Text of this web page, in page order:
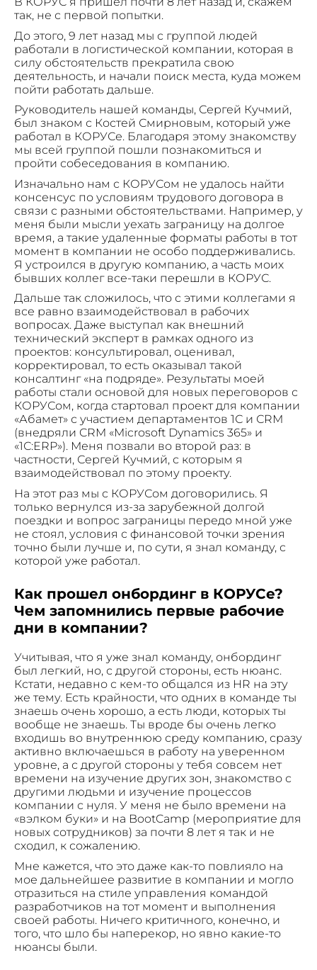
так, не с первой попытки.
До этого, 9 лет назад мы с группой людей
работали в логистической компании, которая в
силу обстоятельств прекратила свою
деятельность, и начали поиск места, куда можем
пойти работать дальше.
Руководитель нашей команды, Сергей Кучмий,
был знаком с Костей Смирновым, который уже
работал в КОРУСе. Благодаря этому знакомству
мы всей группой пошли познакомиться и
пройти собеседования в компанию.
Изначально нам с КОРУСом не удалось найти
консенсус по условиям трудового договора в
связи с разными обстоятельствами. Например, у
меня были мысли уехать заграницу на долгое
время, а такие удаленные форматы работы в тот
момент в компании не особо поддерживались.
Я устроился в другую компанию, а часть моих
бывших коллег все-таки перешли в КОРУС.
Дальше так сложилось, что с этими коллегами я
все равно взаимодействовал в рабочих
вопросах. Даже выступал как внешний
технический эксперт в рамках одного из
проектов: консультировал, оценивал,
корректировал, то есть оказывал такой
консалтинг «на подряде». Результаты моей
работы стали основой для новых переговоров с
КОРУСом, когда стартовал проект для компании
«Абамет» с участием департаментов 1С и СRМ
(внедряли CRM «Microsoft Dynamics 365» и
«1С:ERP»). Меня позвали во второй раз: в
частности, Сергей Кучмий, с которым я
взаимодействовал по этому проекту.
На этот раз мы с КОРУСом договорились. Я
только вернулся из-за зарубежной долгой
поездки и вопрос заграницы передо мной уже
не стоял, условия с финансовой точки зрения
точно были лучше и, по сути, я знал команду, с
которой уже работал.
Как прошел онбординг в КОРУСе?
Чем запомнились первые рабочие
дни в компании?
Учитывая, что я уже знал команду, онбординг
был легкий, но, с другой стороны, есть нюанс.
Кстати, недавно с кем-то общался из HR на эту
же тему. Есть крайности, что одних в команде ты
знаешь очень хорошо, а есть люди, которых ты
вообще не знаешь. Ты вроде бы очень легко
входишь во внутреннюю среду компанию, сразу
активно включаешься в работу на уверенном
уровне, а с другой стороны у тебя совсем нет
времени на изучение других зон, знакомство с
другими людьми и изучение процессов
компании с нуля. У меня не было времени на
«вэлком буки» и на BootCamp (мероприятие для
новых сотрудников) за почти 8 лет я так и не
сходил, к сожалению.
Мне кажется, что это даже как-то повлияло на
мое дальнейшее развитие в компании и могло
отразиться на стиле управления командой
разработчиков на тот момент и выполнения
своей работы. Ничего критичного, конечно, и
того, что шло бы наперекор, но явно какие-то
нюансы были.